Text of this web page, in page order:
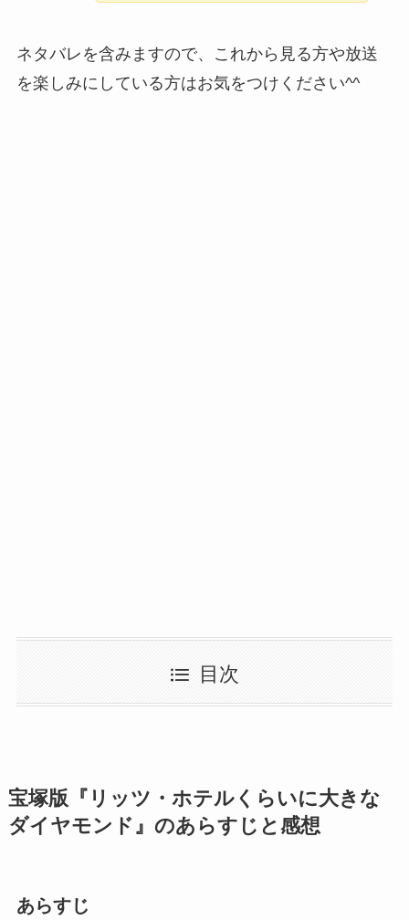
ネタバレを含みますので、これから見る方や放送
を楽しみにしている方はお気をつけください^^
目次
宝塚版『リッツ・ホテルくらいに大きな
ダイヤモンド』のあらすじと感想
あらすじ